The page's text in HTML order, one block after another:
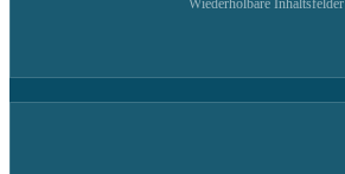
Wiederholbare Inhaltsfelder